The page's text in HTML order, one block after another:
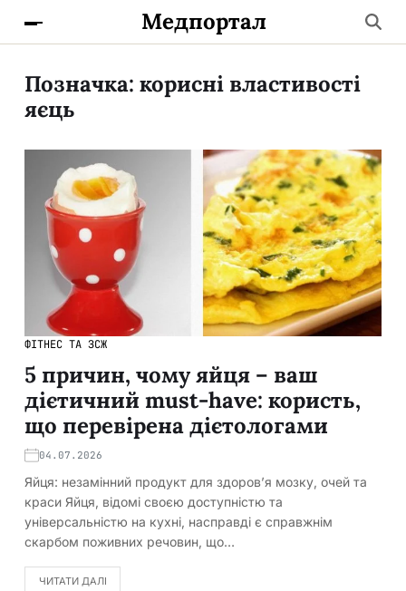
Медпортал
Позначка: корисні властивості
яєць
ФІТНЕС ТА ЗСЖ
5 причин, чому яйця – ваш
дієтичний must-have: користь,
що перевірена дієтологами
04.07.2026
Яйця: незамінний продукт для здоров’я мозку, очей та
краси Яйця, відомі своєю доступністю та
універсальністю на кухні, насправді є справжнім
скарбом поживних речовин, що…
ЧИТАТИ ДАЛІ